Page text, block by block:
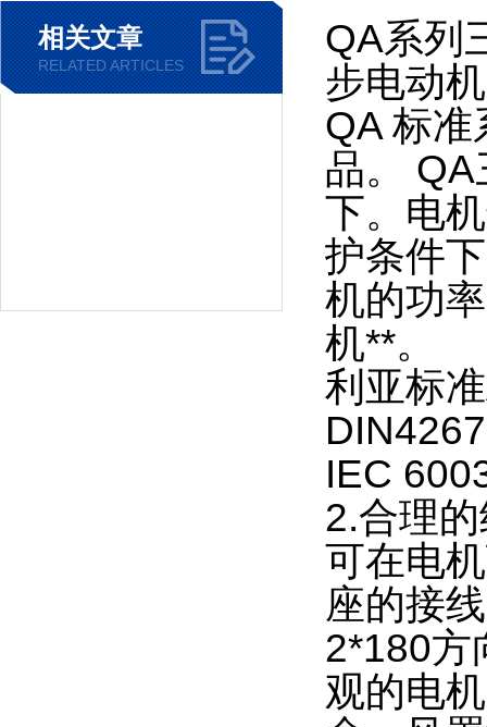
相关文章
RELATED ARTICLES
QA系列
步电动
QA 标
品。
下。电
护条件
机的功
机**。
利亚标
IEC
2.合理
可在电
座的接
2*180方
观的电